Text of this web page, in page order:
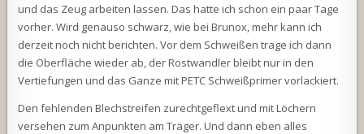
und das Zeug arbeiten lassen. Das hatte ich schon ein paar Tage
vorher. Wird genauso schwarz, wie bei Brunox, mehr kann ich
derzeit noch nicht berichten. Vor dem Schweißen trage ich dann
die Oberfläche wieder ab, der Rostwandler bleibt nur in den
Vertiefungen und das Ganze mit PETC Schweißprimer vorlackiert.
Den fehlenden Blechstreifen zurechtgeflext und mit Löchern
versehen zum Anpunkten am Träger. Und dann eben alles